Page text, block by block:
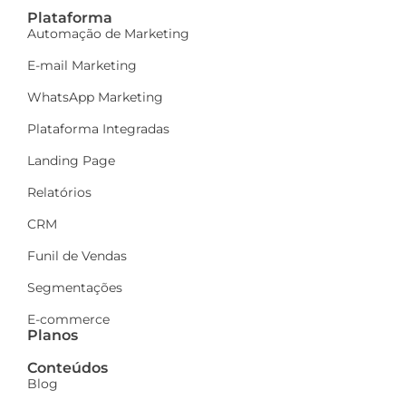
Plataforma
Automação de Marketing
E-mail Marketing
WhatsApp Marketing
Plataforma Integradas
Landing Page
Relatórios
CRM
Funil de Vendas
Segmentações
E-commerce
Planos
Conteúdos
Blog